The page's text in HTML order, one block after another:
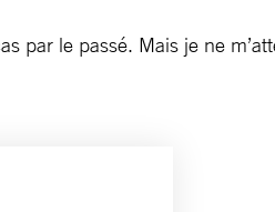
par le passé. Mais je ne